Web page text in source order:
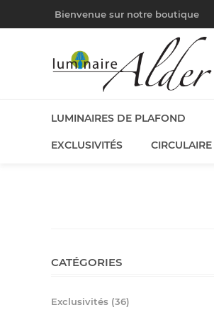
Bienvenue sur notre boutique
LUMINAIRES DE PLAFOND
EXCLUSIVITÉS CIRCULAIRE
CATÉGORIES
Exclusivités (36)